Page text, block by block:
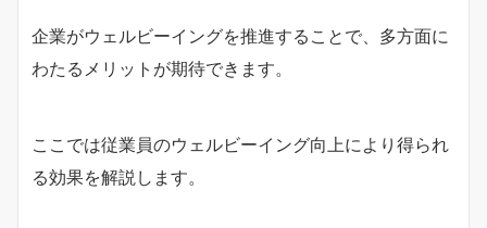
企業がウェルビーイングを推進することで、多方面に
わたるメリットが期待できます。
ここでは従業員のウェルビーイング向上により得られ
る効果を解説します。